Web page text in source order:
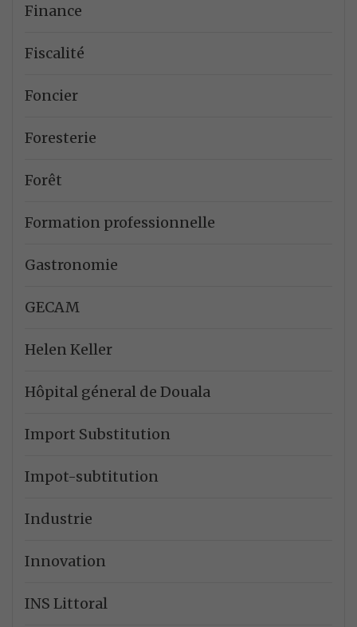
Finance
Fiscalité
Foncier
Foresterie
Forêt
Formation professionnelle
Gastronomie
GECAM
Helen Keller
Hôpital géneral de Douala
Import Substitution
Impot-subtitution
Industrie
Innovation
INS Littoral